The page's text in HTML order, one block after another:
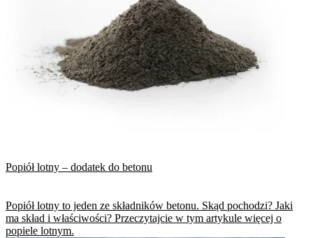
Popiół lotny – dodatek do betonu
Popiół lotny to jeden ze składników betonu. Skąd pochodzi? Jaki
ma skład i właściwości? Przeczytajcie w tym artykule więcej o
popiele lotnym.